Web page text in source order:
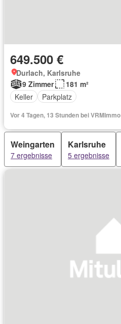
649.500 €
Durlach, Karlsruhe
9 Zimmer
181 m²
Keller
Parkplatz
Vor 4 Tagen, 13 Stunden bei VRMImmo
Weingarten
7 ergebnisse
Karlsruhe
5 ergebnisse